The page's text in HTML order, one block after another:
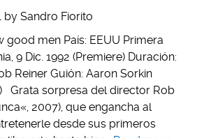
bySandro Fiorito
good men País: EEUU Primera
9 Dic. 1992 (Premiere) Duración:
Reiner Guión: Aaron Sorkin
Grata sorpresa del director Rob
2007), que engancha al
desde sus primeros